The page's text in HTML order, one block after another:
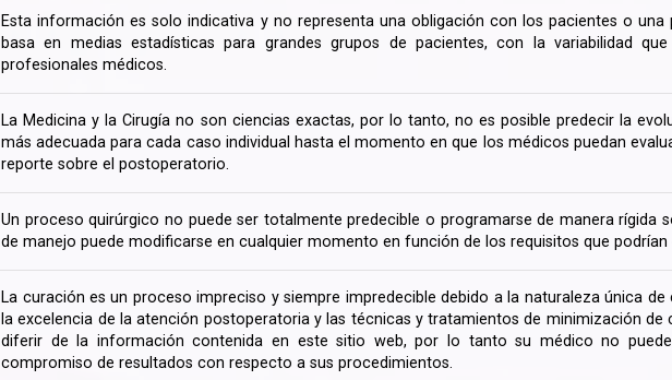
Esta información es solo indicativa y no representa una obligación con los pacientes o
basa en medias estadísticas para grandes grupos de pacientes, con la variabilidad
profesionales médicos.
La Medicina y la Cirugía no son ciencias exactas, por lo tanto, no es posible predecir la
más adecuada para cada caso individual hasta el momento en que los médicos puedan
reporte sobre el postoperatorio.
Un proceso quirúrgico no puede ser totalmente predecible o programarse de manera rígida
de manejo puede modificarse en cualquier momento en función de los requisitos que
La curación es un proceso impreciso y siempre impredecible debido a la naturaleza única
la excelencia de la atención postoperatoria y las técnicas y tratamientos de minimización de
diferir de la información contenida en este sitio web, por lo tanto su médico no
compromiso de resultados con respecto a sus procedimientos.